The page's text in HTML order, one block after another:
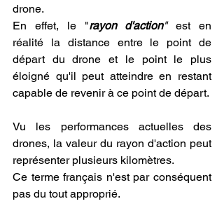
drone.
En effet, le "rayon d'action" est en
réalité la distance entre le point de
départ du drone et le point le plus
éloigné qu'il peut atteindre en restant
capable de revenir à ce point de départ.
Vu les performances actuelles des
drones, la valeur du rayon d'action peut
représenter plusieurs kilomètres.
Ce terme français n'est par conséquent
pas du tout approprié.